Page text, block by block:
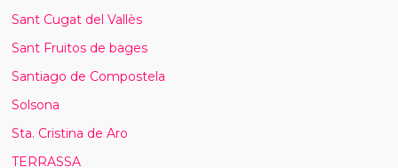
Sant Cugat del Vallès
Sant Fruitos de bages
Santiago de Compostela
Solsona
Sta. Cristina de Aro
TERRASSA